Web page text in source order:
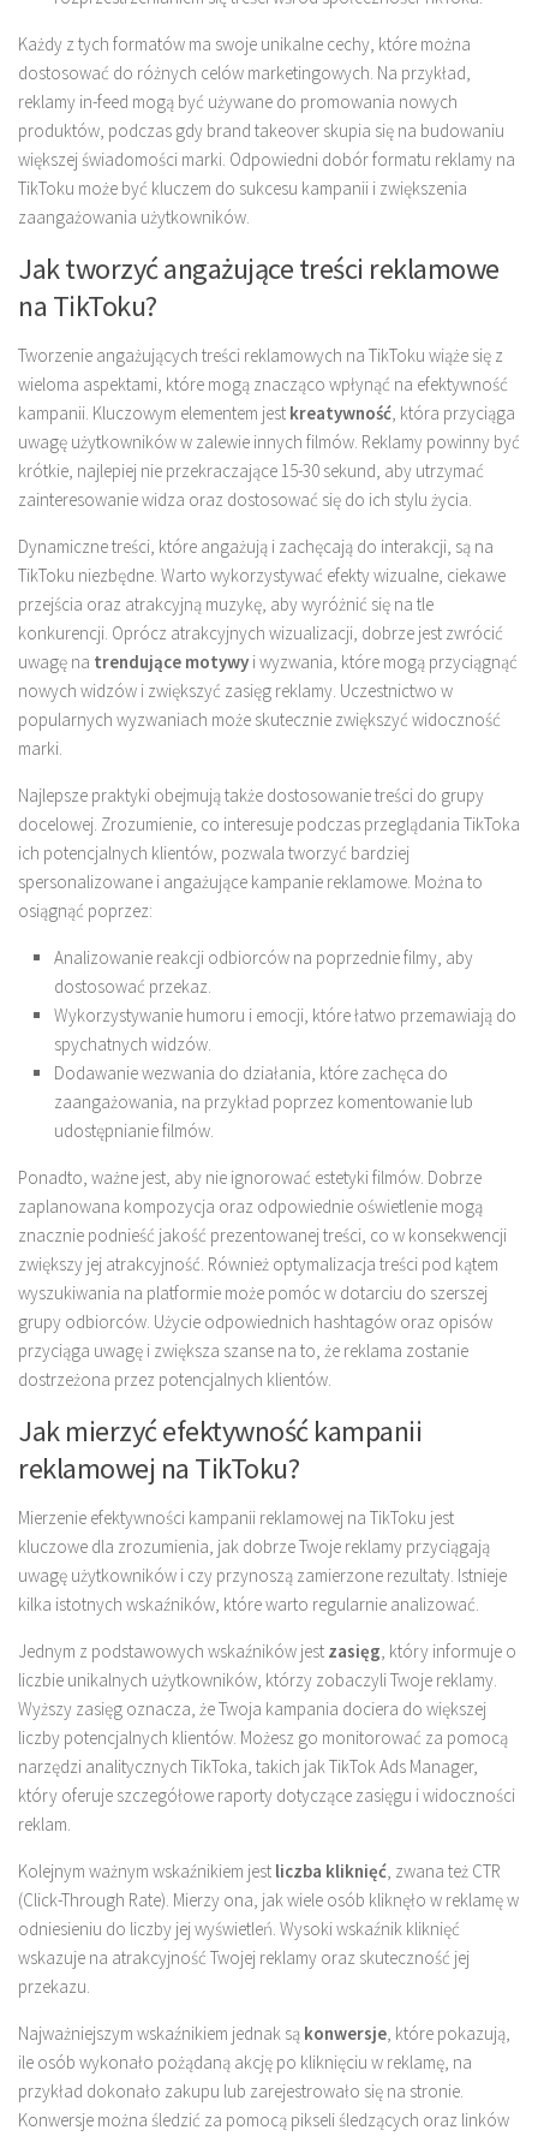
Każdy z tych formatów ma swoje unikalne cechy, które można
dostosować do różnych celów marketingowych. Na przykład,
reklamy in-feed mogą być używane do promowania nowych
produktów, podczas gdy brand takeover skupia się na budowaniu
większej świadomości marki. Odpowiedni dobór formatu reklamy na
TikToku może być kluczem do sukcesu kampanii i zwiększenia
zaangażowania użytkowników.
Jak tworzyć angażujące treści reklamowe
na TikToku?
Tworzenie angażujących treści reklamowych na TikToku wiąże się z
wieloma aspektami, które mogą znacząco wpłynąć na efektywność
kampanii. Kluczowym elementem jest kreatywność, która przyciąga
uwagę użytkowników w zalewie innych filmów. Reklamy powinny być
krótkie, najlepiej nie przekraczające 15-30 sekund, aby utrzymać
zainteresowanie widza oraz dostosować się do ich stylu życia.
Dynamiczne treści, które angażują i zachęcają do interakcji, są na
TikToku niezbędne. Warto wykorzystywać efekty wizualne, ciekawe
przejścia oraz atrakcyjną muzykę, aby wyróżnić się na tle
konkurencji. Oprócz atrakcyjnych wizualizacji, dobrze jest zwrócić
uwagę na trendujące motywy i wyzwania, które mogą przyciągnąć
nowych widzów i zwiększyć zasięg reklamy. Uczestnictwo w
popularnych wyzwaniach może skutecznie zwiększyć widoczność
marki.
Najlepsze praktyki obejmują także dostosowanie treści do grupy
docelowej. Zrozumienie, co interesuje podczas przeglądania TikToka
ich potencjalnych klientów, pozwala tworzyć bardziej
spersonalizowane i angażujące kampanie reklamowe. Można to
osiągnąć poprzez:
Analizowanie reakcji odbiorców na poprzednie filmy, aby
dostosować przekaz.
Wykorzystywanie humoru i emocji, które łatwo przemawiają do
spychatnych widzów.
Dodawanie wezwania do działania, które zachęca do
zaangażowania, na przykład poprzez komentowanie lub
udostępnianie filmów.
Ponadto, ważne jest, aby nie ignorować estetyki filmów. Dobrze
zaplanowana kompozycja oraz odpowiednie oświetlenie mogą
znacznie podnieść jakość prezentowanej treści, co w konsekwencji
zwiększy jej atrakcyjność. Również optymalizacja treści pod kątem
wyszukiwania na platformie może pomóc w dotarciu do szerszej
grupy odbiorców. Użycie odpowiednich hashtagów oraz opisów
przyciąga uwagę i zwiększa szanse na to, że reklama zostanie
dostrzeżona przez potencjalnych klientów.
Jak mierzyć efektywność kampanii
reklamowej na TikToku?
Mierzenie efektywności kampanii reklamowej na TikToku jest
kluczowe dla zrozumienia, jak dobrze Twoje reklamy przyciągają
uwagę użytkowników i czy przynoszą zamierzone rezultaty. Istnieje
kilka istotnych wskaźników, które warto regularnie analizować.
Jednym z podstawowych wskaźników jest zasięg, który informuje o
liczbie unikalnych użytkowników, którzy zobaczyli Twoje reklamy.
Wyższy zasięg oznacza, że Twoja kampania dociera do większej
liczby potencjalnych klientów. Możesz go monitorować za pomocą
narzędzi analitycznych TikToka, takich jak TikTok Ads Manager,
który oferuje szczegółowe raporty dotyczące zasięgu i widoczności
reklam.
Kolejnym ważnym wskaźnikiem jest liczba kliknięć, zwana też CTR
(Click-Through Rate). Mierzy ona, jak wiele osób kliknęło w reklamę w
odniesieniu do liczby jej wyświetleń. Wysoki wskaźnik kliknięć
wskazuje na atrakcyjność Twojej reklamy oraz skuteczność jej
przekazu.
Najważniejszym wskaźnikiem jednak są konwersje, które pokazują,
ile osób wykonało pożądaną akcję po kliknięciu w reklamę, na
przykład dokonało zakupu lub zarejestrowało się na stronie.
Konwersje można śledzić za pomocą pikseli śledzących oraz linków